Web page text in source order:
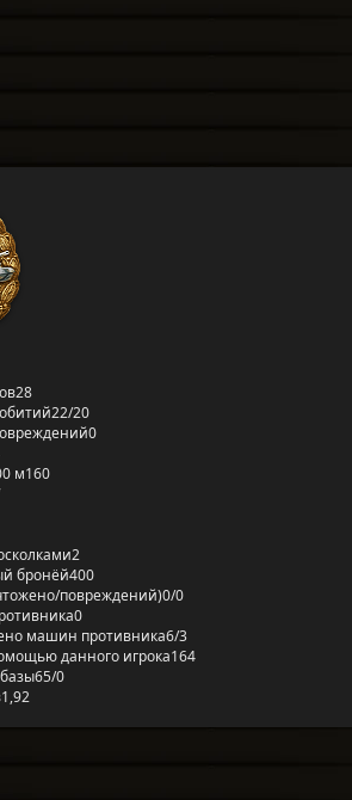
28
22/20
0
м160
2
бронёй400
повреждений)0/0
0
машин противника6/3
данного игрока164
65/0
1,92